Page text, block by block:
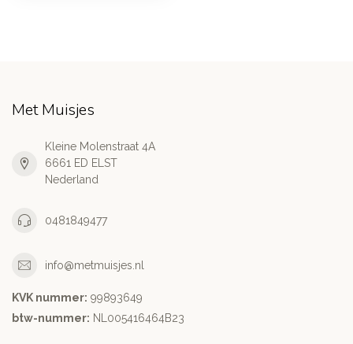
Met Muisjes
Kleine Molenstraat 4A
6661 ED ELST
Nederland
0481849477
info@metmuisjes.nl
KVK nummer: 99893649
btw-nummer: NL005416464B23